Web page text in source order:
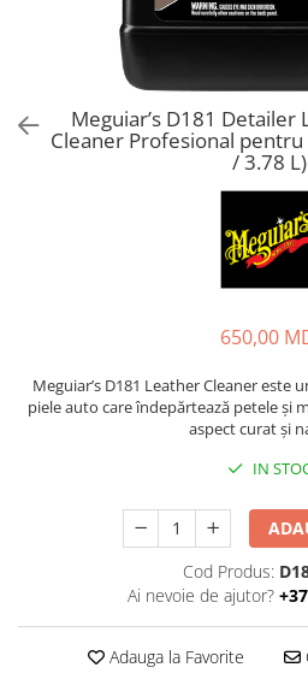
Meguiar’s D181 Detailer
Cleaner Profesional pentru
/ 3.78 L)
650,00
Meguiar’s D181 Leather Cleaner este
piele auto care îndepărtează petele și
aspect curat și
IN
Cod Produs:
Ai nevoie de ajutor?
Adauga la Favorite